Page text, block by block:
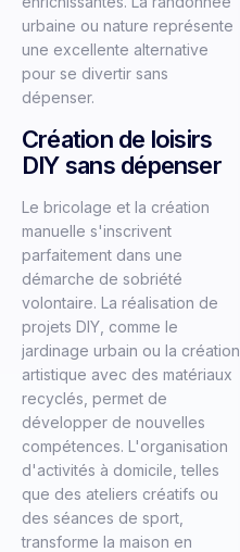
urbaine ou nature représente
une excellente alternative
pour se divertir sans
dépenser.
Création de loisirs
DIY sans dépenser
Le bricolage et la création
manuelle s'inscrivent
parfaitement dans une
démarche de sobriété
volontaire. La réalisation de
projets DIY, comme le
jardinage urbain ou la création
artistique avec des matériaux
recyclés, permet de
développer de nouvelles
compétences. L'organisation
d'activités à domicile, telles
que des ateliers créatifs ou
des séances de sport,
transforme la maison en